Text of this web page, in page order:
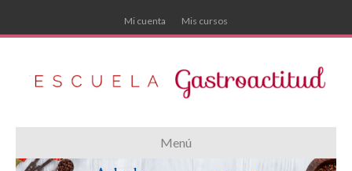
Mi cuenta Mis cursos
Menú